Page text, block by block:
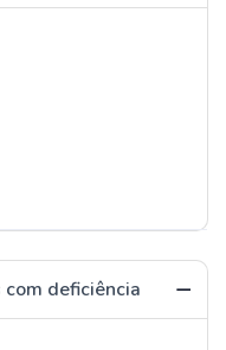
deficiência